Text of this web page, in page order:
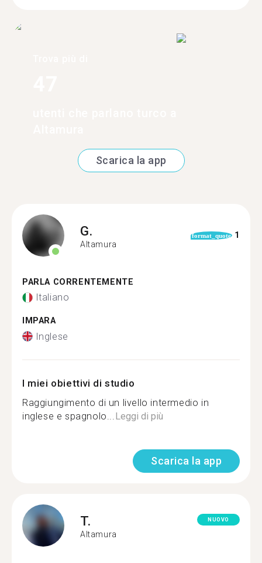
Scarica la app
G.
Altamura
format_quote 1
PARLA CORRENTEMENTE
Italiano
IMPARA
Inglese
I miei obiettivi di studio
Raggiungimento di un livello intermedio in
inglese e spagnolo... Leggi di più
Scarica la app
T.
Altamura
NUOVO